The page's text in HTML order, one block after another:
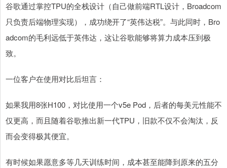
谷歌通过掌控TPU的全栈设计（自己做前端RTL设计，Broadcom
只负责后端物理实现），成功绕开了“英伟达税”。与此同时，Bro
adcom的毛利远低于英伟达，这让谷歌能够将算力成本压到极
致。
一位客户在使用对比后坦言：
如果我用8张H100，对比使用一个v5e Pod，后者的每美元性能不
仅更高，而且随着谷歌推出新一代TPU，旧款不仅不会淘汰，反
而会变得极其便宜。
有时候如果愿意多等几天训练时间，成本甚至能降到原来的五分